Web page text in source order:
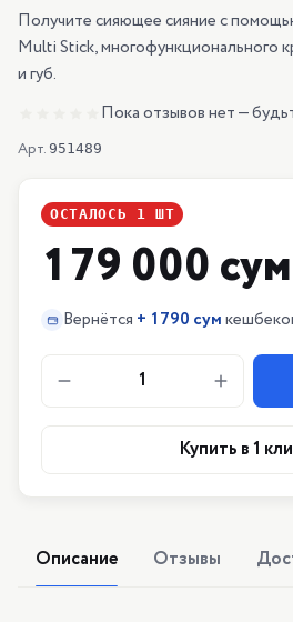
Получите сияющее сияние с
Multi Stick, многофункционального
и губ.
Пока отзывов нет —
Арт. 951489
ОСТАЛОСЬ 1 ШТ
179 000 сум
Вернётся + 1790 сум
1
Купить в 1
Описание Отзывы